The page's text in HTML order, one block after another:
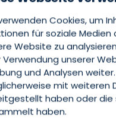
Cookies, um
für soziale
Website zu
Verwendung unserer
und Analysen
mit weiteren
haben oder die
haben.